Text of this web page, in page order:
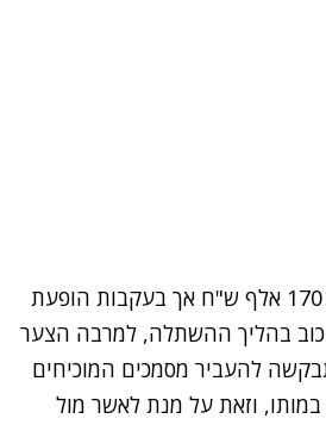
למשפחת צחי הועברו 170 אלף ש"ח אך בעקבות הופעת
בהליך ההשתלה, למרבה הצער
להעביר מסמכים המוכיחים
וזאת על מנת לאשר מול